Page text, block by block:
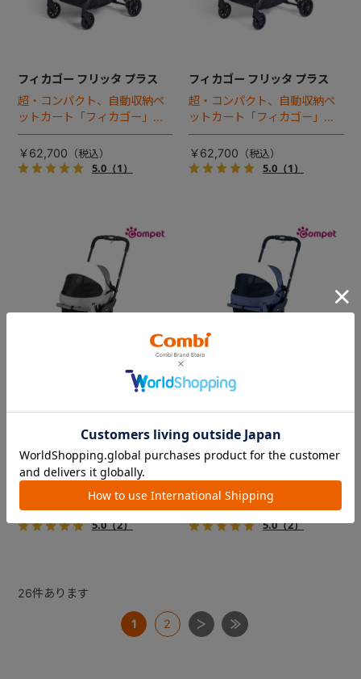
フィカゴー フリッタ プラス
超・コンパクト、自動収納ペ
ットカート「フィカゴー」に
キャビン着脱タイプが新登
場！
￥62,700
5.0（1）
フィカゴー フリッタ プラス
超・コンパクト、自動収納ペ
ットカート「フィカゴー」に
キャビン着脱タイプが新登
場！
￥62,700
5.0（1）
新色登場！幌はファスナー式
でラクラク開閉でき、ワンち
ゃんやネコちゃんの抜け出し
を防止！キャリー部前面にメ
ッシュがプラスされた通気性
￥39,600
5.0（2）
ルファ
新色登場！幌はファスナー式
ゃんやネコちゃんの抜け出し
を防止！キャリー部前面にメ
ッシュがプラスされた通気性
￥39,600
5.0（2）
26件あります
1 2